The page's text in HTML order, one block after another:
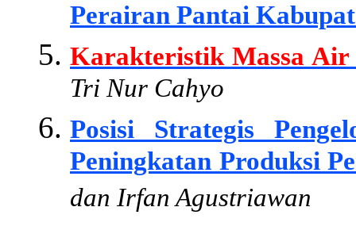
Perairan Pantai
Karakteristik Massa Air
Tri Nur Cahyo
Posisi Strategis
Peningkatan Produksi
dan Irfan Agustriawan